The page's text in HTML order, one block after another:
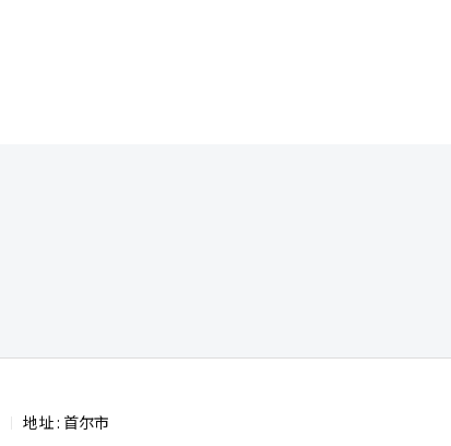
地址 : 首尔市